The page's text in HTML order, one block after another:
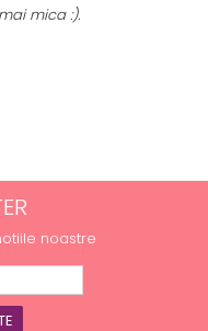
mica :).
noastre